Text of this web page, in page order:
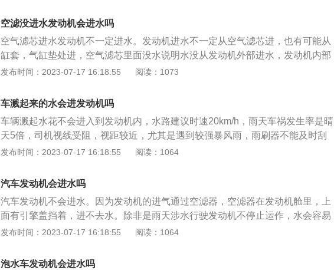
的侵害；3、清除车身表面污渍。
这是一个非常危险的情况，冷却液不可避免地流入润滑系统，这很容易造成整个
废：发动机是汽车最重要的部件，当水进入汽车发动机后发动机很容易直接报
废。2、细菌繁殖：进水不仅会影响汽车，还会影响车主的行车感受。水是细菌
的滋生地，当汽车发动机进入水中后，细菌会在水中繁殖，当汽车暴露在阳光和
空滤没进水发动机会进水吗
空气滤芯进水发动机不一定进水。发动机进水不一定从空气滤芯进，也有可能从
缸套，气缸垫处进，空气滤芯里面没水说明水没从发动机外部进水，发动机内部
进没进水还得检查，空气滤芯比较干燥，透气性好，为发动机提供新鲜的空气，
气滤芯在发动机盖上部，主要是给空调外循环进气过滤，如果雨大，雨滴会直接
吸入，滤芯也就进水，不能证明发动机进水。发动机进水一般不是看机舱，而是
观察主要排气管是否进水，所以车被淹或是在水里开时熄火就不能发动车辆，防
止水顺着排气管进入发动机内部。汽车空气滤芯进水解决方法：停止发动机运
转；拆卸所有的火花塞；拆掉空气滤清器；再次启动发动机，将水从火花塞排
后就可以看到空气滤芯，如果发现滤芯器壳内、外部有污垢，应先用抹布擦干
净；3、更换新的滤芯上去。注意的是，不能用手碰触滤芯的纸质部分，特别是
不能让油类污染滤芯。最后按照拆卸的相反顺序，安装好相应的部件就可以。
发布时间：2023-07-17 16:18:55 阅读：1073
车溅起来的水会进发动机吗
车辆溅起水花不会进入到发动机内，水路建议时速20km/h，雨天车祸发生率是晴
天5倍，司机视线受阻，视距较近，尤其是遇到较强暴风雨，雨刷器不能及时刮
净挡风玻璃上雨水，使司机眼前一片模糊。雨天行车注意事项：1、保持良好视
光灯和防雾灯。2、防止车轮侧滑：雨中行车时，汽车制动性变差，容易产生侧
当缓踩刹车，以防轮胎抱死而造成车辆侧滑。
发布时间：2023-07-17 16:18:55 阅读：1064
汽车发动机会进水吗
汽车发动机不会进水。因为发动机的进气通过空滤器，空滤器在发动机舱里，上
面有引擎盖挡着，进不去水。除非是雨天涉水行驶发动机不停止运作，水会容易
进入火花塞导致发动机熄火。以下是关于汽车保养的具体介绍：1、汽车首次做
部位零件都需要磨合，因此新车需要3000公里更换机油机过滤器，7500公里换机
发布时间：2023-07-17 16:18:55 阅读：1064
泡水车发动机会进水吗